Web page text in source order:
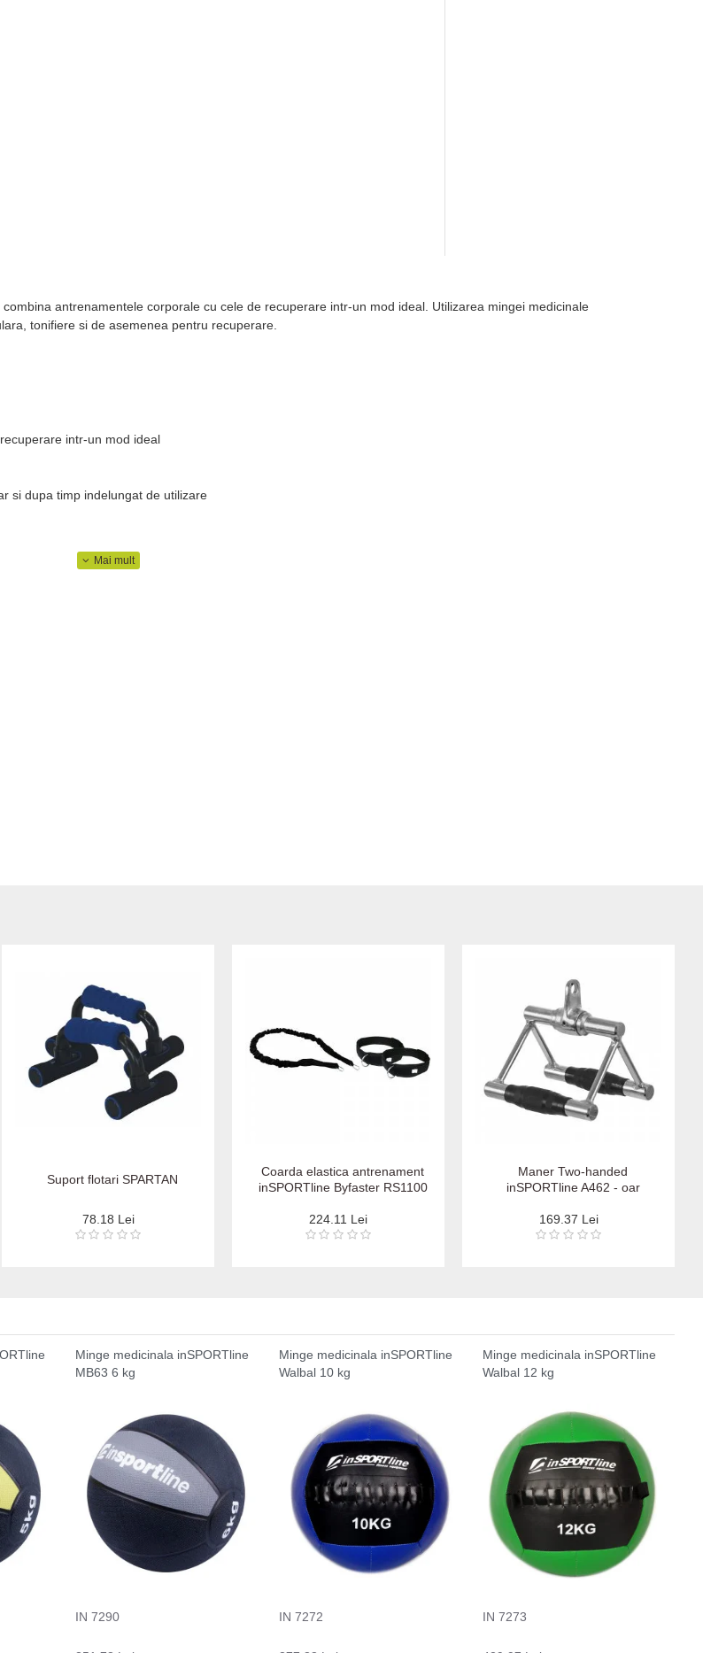
antrenamentele corporale cu cele de recuperare intr-un mod ideal. Utilizarea mingei medicinale
tonifiere si de asemenea pentru recuperare.
intr-un mod ideal
si dupa timp indelungat de utilizare
Suport flotari SPARTAN
78.18 Lei
Coarda elastica antrenament
inSPORTline Byfaster RS1100
224.11 Lei
Maner Two-handed
inSPORTline A462 - oar
169.37 Lei
Minge medicinala inSPORTline
MB63 6 kg
Minge medicinala inSPORTline
Walbal 10 kg
Minge medicinala inSPORTline
Walbal 12 kg
IN 7290 IN 7272 IN 7273